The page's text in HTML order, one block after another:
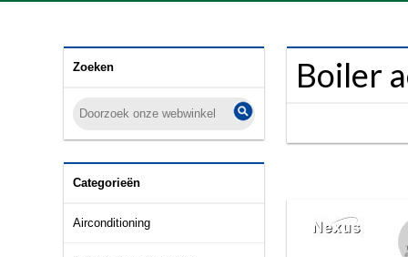
Zoeken
Categorieën
Airconditioning
Boiler